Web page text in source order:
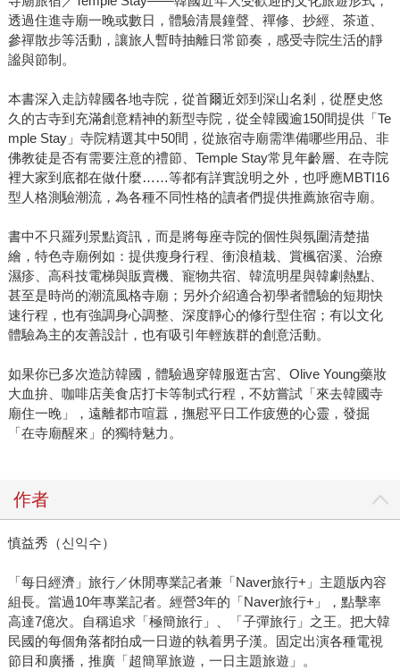
透過住進寺廟一晚或數日，體驗清晨鐘聲、禪修、抄經、茶道、
參禪散步等活動，讓旅人暫時抽離日常節奏，感受寺院生活的靜
謐與節制。
本書深入走訪韓國各地寺院，從首爾近郊到深山名剎，從歷史悠
久的古寺到充滿創意精神的新型寺院，從全韓國逾150間提供「Te
mple Stay」寺院精選其中50間，從旅宿寺廟需準備哪些用品、非
佛教徒是否有需要注意的禮節、Temple Stay常見年齡層、在寺院
裡大家到底都在做什麼……等都有詳實說明之外，也呼應MBTI16
型人格測驗潮流，為各種不同性格的讀者們提供推薦旅宿寺廟。
書中不只羅列景點資訊，而是將每座寺院的個性與氛圍清楚描
繪，特色寺廟例如：提供瘦身行程、衝浪植栽、賞楓宿溪、治療
濕疹、高科技電梯與販賣機、寵物共宿、韓流明星與韓劇熱點、
甚至是時尚的潮流風格寺廟；另外介紹適合初學者體驗的短期快
速行程，也有強調身心調整、深度靜心的修行型住宿；有以文化
體驗為主的友善設計，也有吸引年輕族群的創意活動。
如果你已多次造訪韓國，體驗過穿韓服逛古宮、Olive Young藥妝
大血拚、咖啡店美食店打卡等制式行程，不妨嘗試「來去韓國寺
廟住一晚」，遠離都市喧囂，撫慰平日工作疲憊的心靈，發掘
「在寺廟醒來」的獨特魅力。
作者
慎益秀（신익수）
「每日經濟」旅行／休閒專業記者兼「Naver旅行+」主題版內容
組長。當過10年專業記者。經營3年的「Naver旅行+」，點擊率
高達7億次。自稱追求「極簡旅行」、「子彈旅行」之王。把大韓
民國的每個角落都拍成一日遊的執着男子漢。固定出演各種電視
節目和廣播，推廣「超簡單旅遊，一日主題旅遊」。